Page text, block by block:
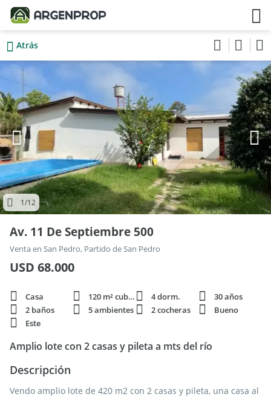
Atrás
1/12
Av. 11 De Septiembre 500
Venta en San Pedro, Partido de San Pedro
USD 68.000
Casa 120 m² cubie. 4 dorm.
30 años
2 baños
5 ambientes 2 cocheras
Bueno
Este
Amplio lote con 2 casas y pileta a mts del río
Descripción
Vendo amplio lote de 420 m2 con 2 casas y pileta, una casa al